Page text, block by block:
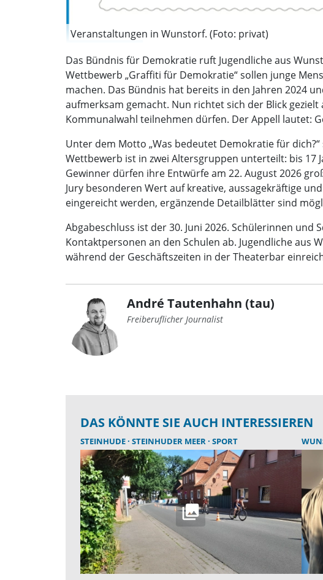
Veranstaltungen in Wunstorf. (Foto: privat)
Das Bündnis für Demokratie ruft Jugendliche aus
Wettbewerb „Graffiti für Demokratie“ sollen junge
machen. Das Bündnis hat bereits in den Jahren 2024
aufmerksam gemacht. Nun richtet sich der Blick
Kommunalwahl teilnehmen dürfen. Der Appell lautet:
Unter dem Motto „Was bedeutet Demokratie für
Wettbewerb ist in zwei Altersgruppen unterteilt: bis 17
Gewinner dürfen ihre Entwürfe am 22. August 2026
Jury besonderen Wert auf kreative, aussagekräftige
eingereicht werden, ergänzende Detailblätter sind
Abgabeschluss ist der 30. Juni 2026. Schülerinnen
Kontaktpersonen an den Schulen ab. Jugendliche aus
während der Geschäftszeiten in der Theaterbar
André Tautenhahn (tau)
Freiberuflicher Journalist
DAS KÖNNTE SIE AUCH INTERESSIEREN
STEINHUDE STEINHUDER MEER SPORT